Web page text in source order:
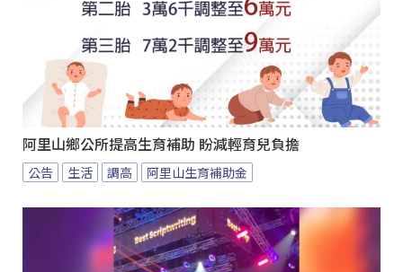
阿里山鄉公所提高生育補助 盼減輕育兒負擔
公告 生活 調高 阿里山生育補助金